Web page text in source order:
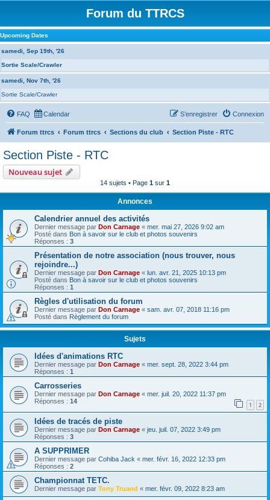
Forum du TTRCS
Upcoming Dates
samedi, Sep 19th, '26
Sortie Scale/Crawler
samedi, Nov 7th, '26
Sortie Scale/Crawler
FAQ Calendar Connexion
S’enregistrer
Forum ttrcs Forum ttrcs Sections du club Section Piste - RTC
Section Piste - RTC
Nouveau sujet
14 sujets • Page 1 sur 1
Annonces
Calendrier annuel des activités
Dernier message par Don Carnage « mer. mai 27, 2026 9:02 am
Posté dans Bon à savoir sur le club et photos souvenirs
Réponses : 3
Présentation de notre association (nous trouver, nous
rejoindre...)
Dernier message par Don Carnage « lun. avr. 21, 2025 10:13 pm
Posté dans Bon à savoir sur le club et photos souvenirs
Réponses : 1
Règles d'utilisation du forum
Dernier message par Don Carnage « sam. avr. 07, 2018 11:16 pm
Posté dans Règlement du forum
Sujets
Idées d'animations RTC
Dernier message par Don Carnage « mer. sept. 28, 2022 3:44 pm
Réponses : 1
Carrosseries
Dernier message par Don Carnage « mer. juil. 20, 2022 11:37 pm
Réponses : 14 1 2
Idées de tracés de piste
Dernier message par Don Carnage « jeu. juil. 07, 2022 3:49 pm
Réponses : 3
A SUPPRIMER
Dernier message par Cohiba Jack « mer. févr. 16, 2022 12:33 pm
Réponses : 2
Championnat TETC.
Dernier message par Tony Truand « mer. févr. 09, 2022 8:23 am